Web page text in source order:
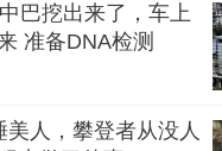
巴挖出来了，车上
准备DNA检测
人，攀登者从没人